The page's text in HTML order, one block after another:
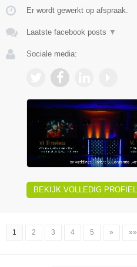
Er wordt gewerkt op afspraak.
Laatste facebook posts ▼
Sociale media:
BEKIJK VOLLEDIG PROFIEL
1 2 3 4 5 » »»